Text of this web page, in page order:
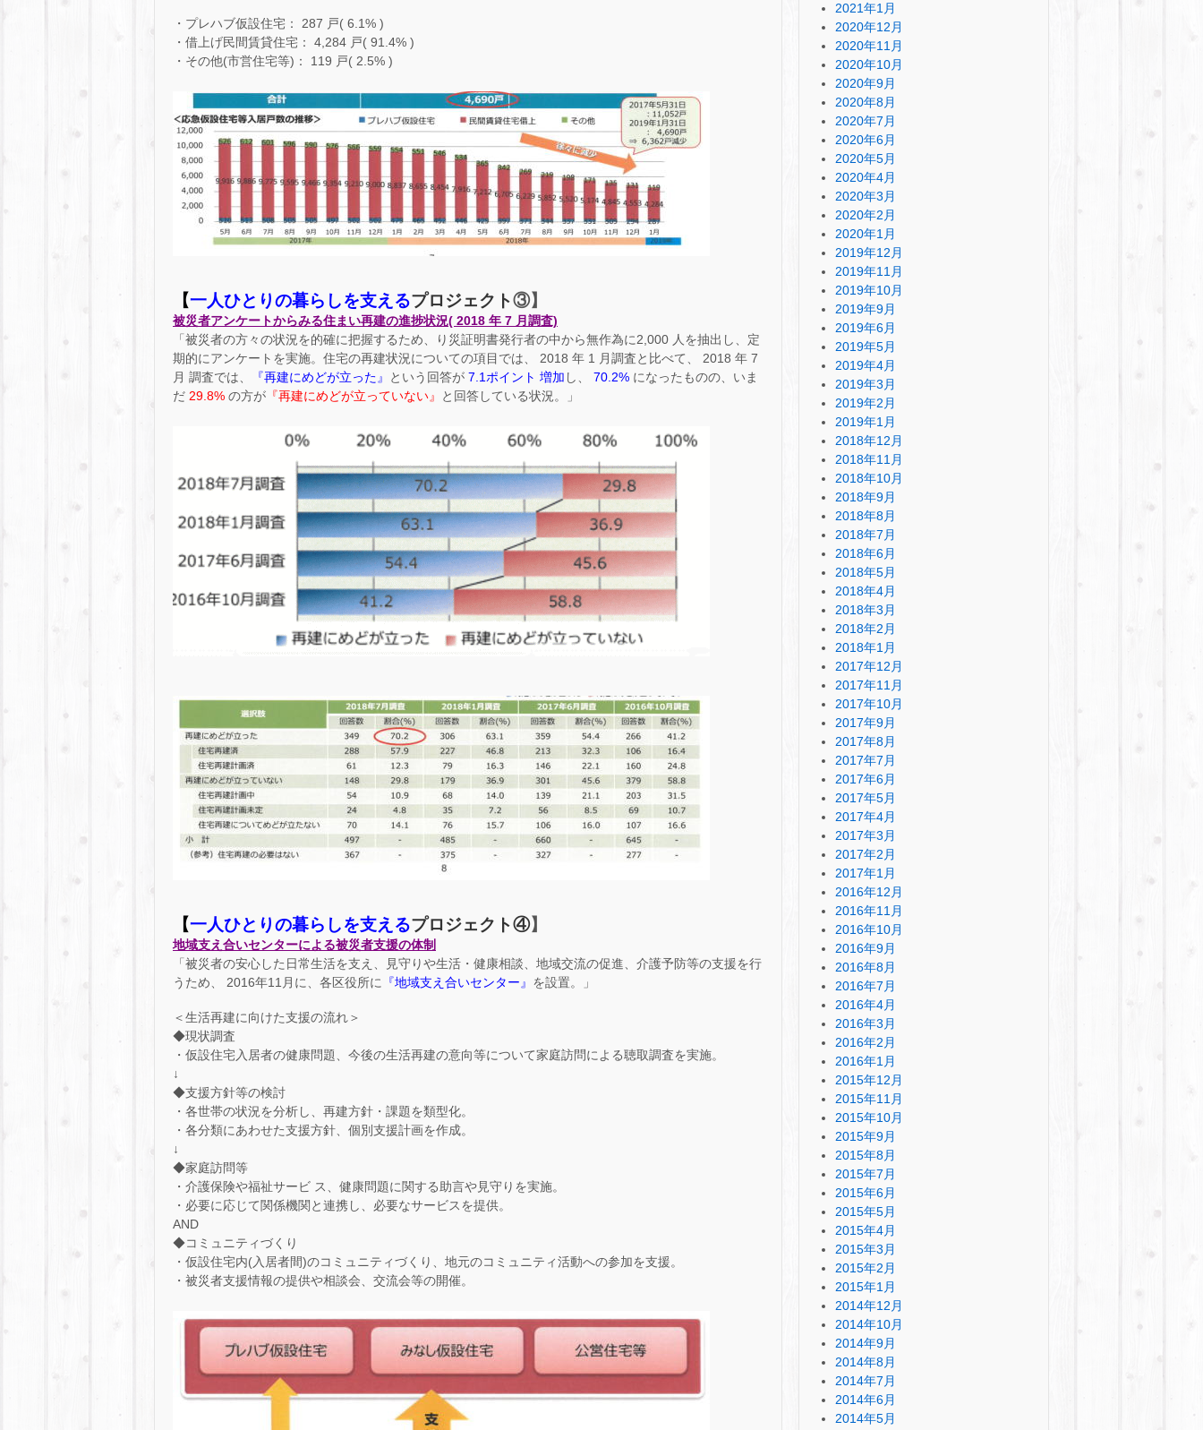
・プレハブ仮設住宅： 287 戸( 6.1% )
・借上げ民間賃貸住宅： 4,284 戸( 91.4% )
・その他(市営住宅等)： 119 戸( 2.5% )
【一人ひとりの暮らしを支えるプロジェクト③】
被災者アンケートからみる住まい再建の進捗状況( 2018 年 7 月調査)
「被災者の方々の状況を的確に把握するため、り災証明書発行者の中から無作為に2,000 人を抽出し、定
期的にアンケートを実施。住宅の再建状況についての項目では、 2018 年 1 月調査と比べて、 2018 年 7
月 調査では、
『再建にめどが立った』 という回答が 7.1ポイント 増加 し、 70.2% になったものの、いま
だ 29.8% の方が 『再建にめどが立っていない』 と回答している状況。」
【一人ひとりの暮らしを支えるプロジェクト④】
地域支え合いセンターによる被災者支援の体制
「被災者の安心した日常生活を支え、見守りや生活・健康相談、地域交流の促進、介護予防等の支援を行
うため、 2016年11月に、各区役所に
『地域支え合いセンター』 を設置。」
＜生活再建に向けた支援の流れ＞
◆現状調査
・仮設住宅入居者の健康問題、今後の生活再建の意向等について家庭訪問による聴取調査を実施。
↓
◆支援方針等の検討
・各世帯の状況を分析し、再建方針・課題を類型化。
・各分類にあわせた支援方針、個別支援計画を作成。
↓
◆家庭訪問等
・介護保険や福祉サービ ス、健康問題に関する助言や見守りを実施。
・必要に応じて関係機関と連携し、必要なサービスを提供。
AND
◆コミュニティづくり
・仮設住宅内(入居者間)のコミュニティづくり、地元のコミュニティ活動への参加を支援。
・被災者支援情報の提供や相談会、交流会等の開催。
2021年1月
2020年12月
2020年11月
2020年10月
2020年9月
2020年8月
2020年7月
2020年6月
2020年5月
2020年4月
2020年3月
2020年2月
2020年1月
2019年12月
2019年11月
2019年10月
2019年9月
2019年6月
2019年5月
2019年4月
2019年3月
2019年2月
2019年1月
2018年12月
2018年11月
2018年10月
2018年9月
2018年8月
2018年7月
2018年6月
2018年5月
2018年4月
2018年3月
2018年2月
2018年1月
2017年12月
2017年11月
2017年10月
2017年9月
2017年8月
2017年7月
2017年6月
2017年5月
2017年4月
2017年3月
2017年2月
2017年1月
2016年12月
2016年11月
2016年10月
2016年9月
2016年8月
2016年7月
2016年4月
2016年3月
2016年2月
2016年1月
2015年12月
2015年11月
2015年10月
2015年9月
2015年8月
2015年7月
2015年6月
2015年5月
2015年4月
2015年3月
2015年2月
2015年1月
2014年12月
2014年10月
2014年9月
2014年8月
2014年7月
2014年6月
2014年5月